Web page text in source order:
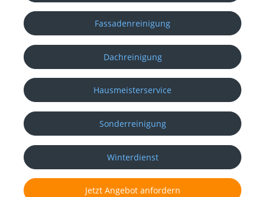
Fassadenreinigung
Dachreinigung
Hausmeisterservice
Sonderreinigung
Winterdienst
Jetzt Angebot anfordern